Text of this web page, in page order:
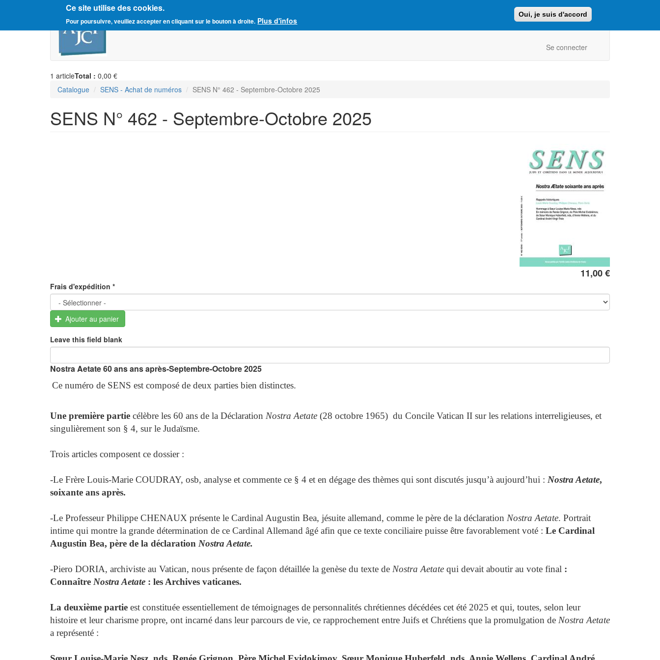
Ce site utilise des cookies.
Pour poursuivre, veuillez accepter en cliquant sur le bouton à droite. Plus d'infos
Oui, je suis d'accord
Amitié Judéo-Chrétienne de France Accueil Retour au site ajcf.fr
Se connecter
1 articleTotal : 0,00 €
Catalogue
SENS - Achat de numéros SENS N° 462 - Septembre-Octobre 2025
SENS N° 462 - Septembre-Octobre 2025
11,00 €
Frais d'expédition *
Ajouter au panier
Leave this field blank
Nostra Aetate 60 ans ans après-Septembre-Octobre 2025
Ce numéro de SENS est composé de deux parties bien distinctes.
Une première partie célèbre les 60 ans de la Déclaration Nostra Aetate (28 octobre 1965) du Concile Vatican II sur les relations interreligieuses, et
singulièrement son § 4, sur le Judaïsme.
Trois articles composent ce dossier :
-Le Frère Louis-Marie COUDRAY, osb, analyse et commente ce § 4 et en dégage des thèmes qui sont discutés jusqu’à aujourd’hui : Nostra Aetate,
soixante ans après.
-Le Professeur Philippe CHENAUX présente le Cardinal Augustin Bea, jésuite allemand, comme le père de la déclaration Nostra Aetate. Portrait
intime qui montre la grande détermination de ce Cardinal Allemand âgé afin que ce texte conciliaire puisse être favorablement voté : Le Cardinal
Augustin Bea, père de la déclaration Nostra Aetate.
-Piero DORIA, archiviste au Vatican, nous présente de façon détaillée la genèse du texte de Nostra Aetate qui devait aboutir au vote final :
Connaître Nostra Aetate : les Archives vaticanes.
La deuxième partie est constituée essentiellement de témoignages de personnalités chrétiennes décédées cet été 2025 et qui, toutes, selon leur
histoire et leur charisme propre, ont incarné dans leur parcours de vie, ce rapprochement entre Juifs et Chrétiens que la promulgation de Nostra Aetate
a représenté :